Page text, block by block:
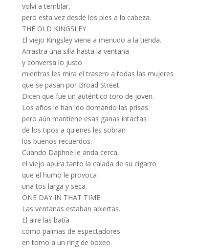
volví a temblar,
pero esta vez desde los pies a la cabeza.
THE OLD KINGSLEY
El viejo Kingsley viene a menudo a la tienda.
Arrastra una silla hasta la ventana
y conversa lo justo
mientras les mira el trasero a todas las mujeres
que se pasan por Broad Street.
Dicen que fue un auténtico toro de joven.
Los años le han ido domando las prisas
pero aún mantiene esas ganas intactas
de los tipos a quienes les sobran
los buenos recuerdos.
Cuando Daphne le anda cerca,
el viejo apura tanto la calada de su cigarro
que el humo le provoca
una tos larga y seca.
ONE DAY IN THAT TIME
Las ventanas estaban abiertas.
El aire las batía
como palmas de espectadores
en torno a un ring de boxeo.